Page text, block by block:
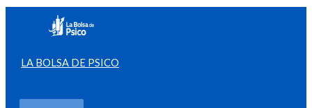
contenido
LA BOLSA DE PSICO